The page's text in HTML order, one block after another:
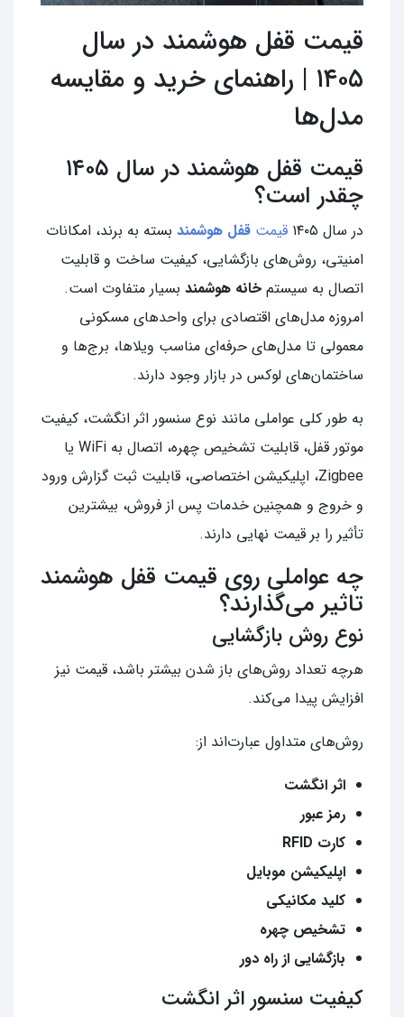
قیمت قفل هوشمند در سال
۱۴۰۵ | راهنمای خرید و مقایسه
مدل‌ها
قیمت قفل هوشمند در سال ۱۴۰۵
چقدر است؟
در سال ۱۴۰۵ قیمت قفل هوشمند بسته به برند، امکانات
امنیتی، روش‌های بازگشایی، کیفیت ساخت و قابلیت
اتصال به سیستم خانه هوشمند بسیار متفاوت است.
امروزه مدل‌های اقتصادی برای واحدهای مسکونی
معمولی تا مدل‌های حرفه‌ای مناسب ویلاها، برج‌ها و
ساختمان‌های لوکس در بازار وجود دارند.
به طور کلی عواملی مانند نوع سنسور اثر انگشت، کیفیت
موتور قفل، قابلیت تشخیص چهره، اتصال به WiFi یا
Zigbee، اپلیکیشن اختصاصی، قابلیت ثبت گزارش ورود
و خروج و همچنین خدمات پس از فروش، بیشترین
تأثیر را بر قیمت نهایی دارند.
چه عواملی روی قیمت قفل هوشمند
تاثیر می‌گذارند؟
نوع روش بازگشایی
هرچه تعداد روش‌های باز شدن بیشتر باشد، قیمت نیز
افزایش پیدا می‌کند.
روش‌های متداول عبارت‌اند از:
اثر انگشت
رمز عبور
کارت RFID
اپلیکیشن موبایل
کلید مکانیکی
تشخیص چهره
بازگشایی از راه دور
کیفیت سنسور اثر انگشت